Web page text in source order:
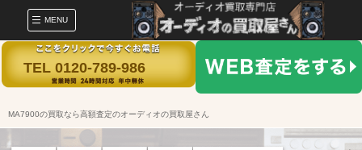
MENU
TEL 0120-789-986
MA7900の買取なら高額査定のオーディオの買取屋さん